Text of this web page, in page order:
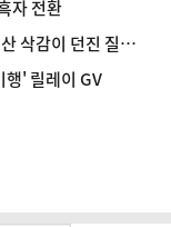
자 전환
삭감이 던진 질문
' 릴레이 GV